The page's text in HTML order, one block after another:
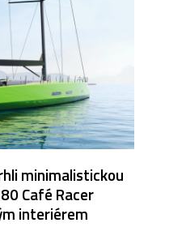
minimalistickou
Café Racer
interiérem